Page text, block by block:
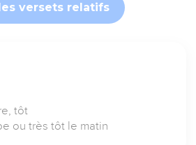
versets relatifs
tôt
ou très tôt le matin